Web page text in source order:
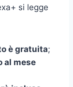
si legge
è gratuita;
al mese